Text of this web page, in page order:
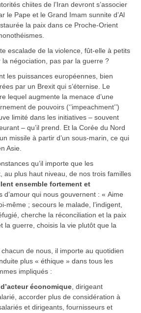
chiites de l’Iran devront s’associer
le Pape et le Grand Imam sunnite d’Al
la paix dans ce Proche-Orient
escalade de la violence, fût-elle à petits
négociation, pas par la guerre ?
les puissances européennes, bien
par un Brexit qui s’éternise. Le
lequel augmente la menace d’une
de pouvoirs (‘’impeachment’’)
limité dans les initiatives – souvent
– qu’il prend. Et la Corée du Nord
missile à partir d’un sous-marin, ce qui
Asie.
qu’il importe que les
au plus haut niveau, de nos trois familles
ensemble fortement et
d’amour qui nous gouvernent : « Aime
même ; secours le malade, l’indigent,
cherche la réconciliation et la paix
la guerre, choisis la vie plutôt que la
de nous, il importe au quotidien
plus « éthique » dans tous les
impliqués :
économique , dirigeant
accorder plus de considération à
et dirigeants, fournisseurs et